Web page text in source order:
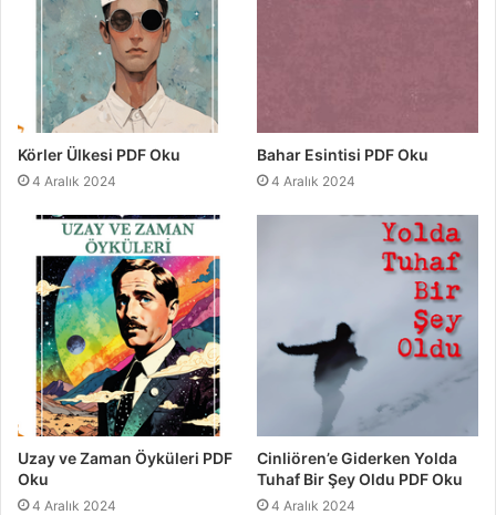
Körler Ülkesi PDF Oku
4 Aralık 2024
Bahar Esintisi PDF Oku
4 Aralık 2024
Uzay ve Zaman Öyküleri PDF
Oku
4 Aralık 2024
Cinliören’e Giderken Yolda
Tuhaf Bir Şey Oldu PDF Oku
4 Aralık 2024